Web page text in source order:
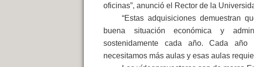
oficinas”, anunció el Rector de la
“Estas adquisiciones demuestran
buena situación económica y
sostenidamente cada año. Cada
necesitamos más aulas y esas aulas